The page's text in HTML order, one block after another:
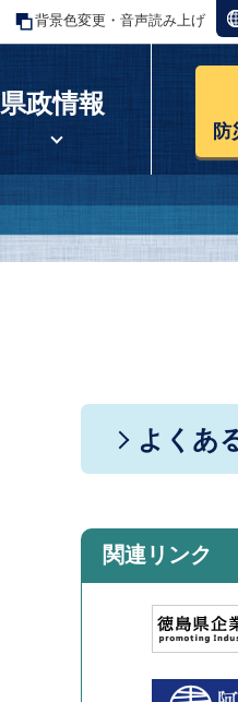
背景色変更・音声読み上げ
県政情報
防
よくあ
関連リンク